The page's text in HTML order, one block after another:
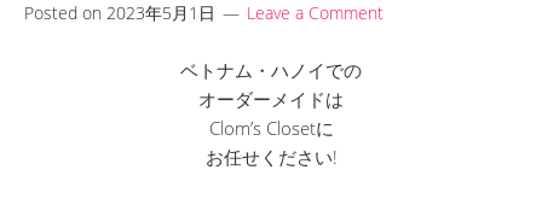
Posted on 2023年5月1日 Leave a Comment
ベトナム・ハノイでの
オーダーメイドは
Clom’s Closetに
お任せください!